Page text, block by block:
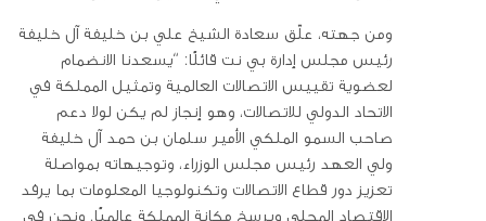
ومن جهته، علّق سعادة الشيخ علي بن خليفة آل خليفة
رئيس مجلس إدارة بي نت قائلًا: “يسعدنا الانضمام
لعضوية تقييس الاتصالات العالمية وتمثيل المملكة في
الاتحاد الدولي للاتصالات، وهو إنجاز لم يكن لولا دعم
صاحب السمو الملكي الأمير سلمان بن حمد آل خليفة
ولي العهد رئيس مجلس الوزراء، وتوجيهاته بمواصلة
تعزيز دور قطاع الاتصالات وتكنولوجيا المعلومات بما يرفد
الاقتصاد المحلي ويرسخ مكانة المملكة عالميًا. ونحن في